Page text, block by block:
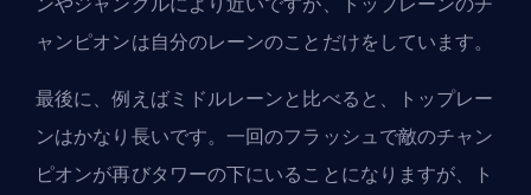
ャンピオンは自分のレーンのことだけをしています。
最後に、例えばミドルレーンと比べると、トップレー
ンはかなり長いです。一回のフラッシュで敵のチャン
ピオンが再びタワーの下にいることになりますが、ト